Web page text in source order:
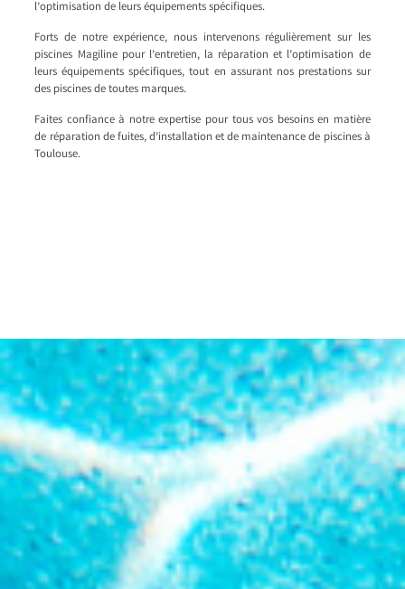
l’optimisation de leurs équipements spécifiques.
Forts de notre expérience, nous intervenons régulièrement sur les
piscines Magiline pour l’entretien, la réparation et l’optimisation de
leurs équipements spécifiques, tout en assurant nos prestations sur
des piscines de toutes marques.
Faites confiance à notre expertise pour tous vos besoins en matière
de réparation de fuites, d’installation et de maintenance de piscines à
Toulouse.